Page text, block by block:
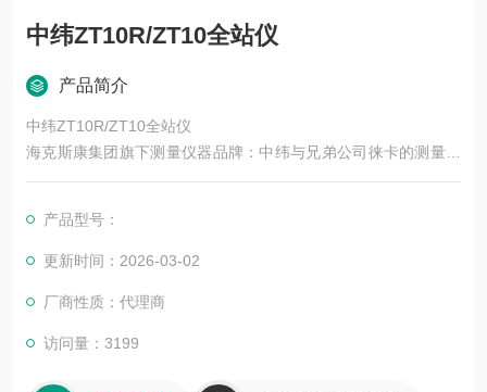
中纬ZT10R/ZT10全站仪
产品简介
中纬ZT10R/ZT10全站仪
海克斯康集团旗下测量仪器品牌：中纬与兄弟公司徕卡的测量技
术互通，在2017年第四季度推出全新的ZT10R/ZT10全站仪。 此
产化的较高性价比在一众国产全站仪中凸显优势！
产品型号：
更新时间：2026-03-02
厂商性质：代理商
访问量：3199